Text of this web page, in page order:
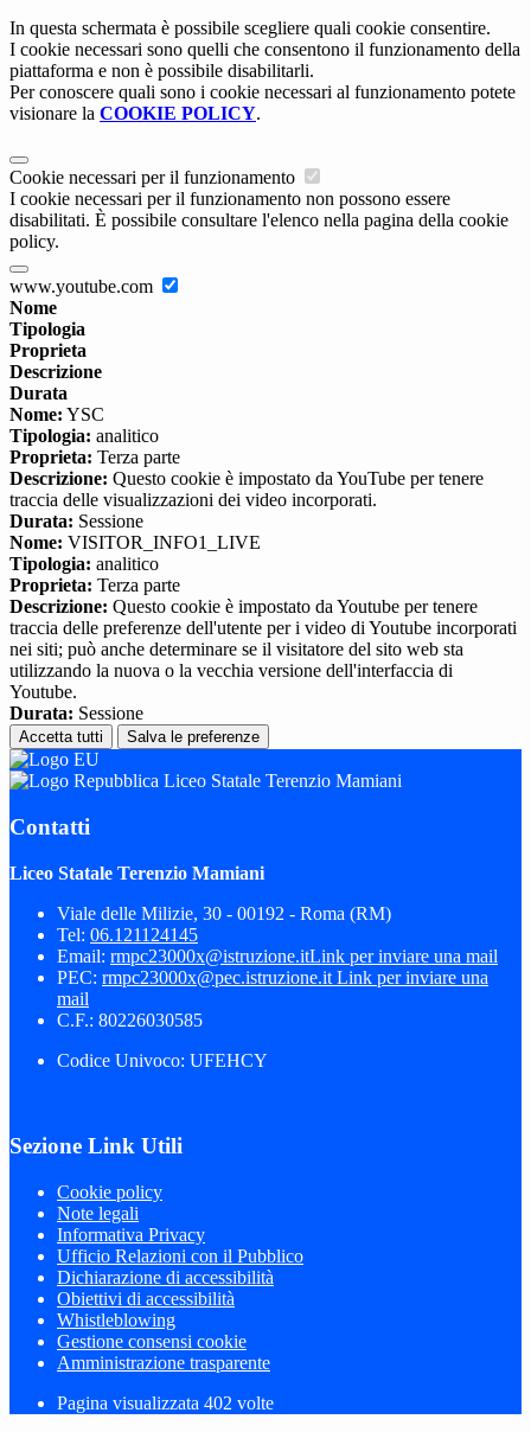
In questa schermata è possibile scegliere quali cookie consentire.
I cookie necessari sono quelli che consentono il funzionamento della
piattaforma e non è possibile disabilitarli.
Per conoscere quali sono i cookie necessari al funzionamento potete
visionare la COOKIE POLICY.
Cookie necessari per il funzionamento
I cookie necessari per il funzionamento non possono essere
disabilitati. È possibile consultare l'elenco nella pagina della cookie
policy.
www.youtube.com
Nome
Tipologia
Proprieta
Descrizione
Durata
Nome: YSC
Tipologia: analitico
Proprieta: Terza parte
Descrizione: Questo cookie è impostato da YouTube per tenere
traccia delle visualizzazioni dei video incorporati.
Durata: Sessione
Nome: VISITOR_INFO1_LIVE
Tipologia: analitico
Proprieta: Terza parte
Descrizione: Questo cookie è impostato da Youtube per tenere
traccia delle preferenze dell'utente per i video di Youtube incorporati
nei siti; può anche determinare se il visitatore del sito web sta
utilizzando la nuova o la vecchia versione dell'interfaccia di
Youtube.
Durata: Sessione
Accetta tutti Salva le preferenze
Liceo Statale Terenzio Mamiani
Contatti
Liceo Statale Terenzio Mamiani
Viale delle Milizie, 30 - 00192 - Roma (RM)
Tel: 06.121124145
Email: rmpc23000x@istruzione.itLink per inviare una mail
PEC: rmpc23000x@pec.istruzione.it Link per inviare una
mail
C.F.: 80226030585
Codice Univoco: UFEHCY
Sezione Link Utili
Cookie policy
Note legali
Informativa Privacy
Ufficio Relazioni con il Pubblico
Dichiarazione di accessibilità
Obiettivi di accessibilità
Whistleblowing
Gestione consensi cookie
Amministrazione trasparente
Pagina visualizzata 402 volte